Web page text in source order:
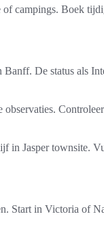
campings. Boek
Banff. De status als
in Jasper townsite.
Start in Victoria of